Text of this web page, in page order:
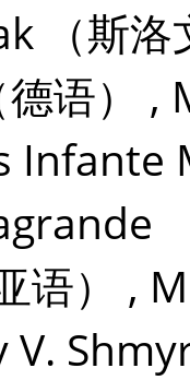
（斯
德语） ,
Infante
语）
,
V.